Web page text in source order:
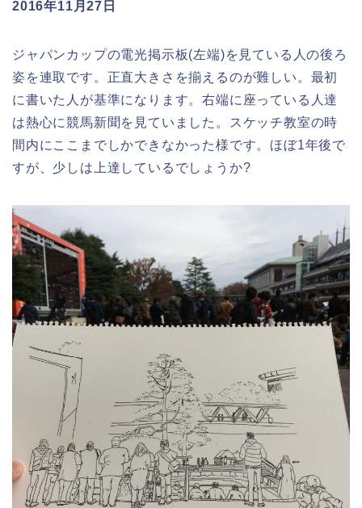
2016年11月27日
ジャパンカップの電光掲示板(左端)を見ている人の後ろ
姿を連取です。正直大きさを揃えるのが難しい。最初
に書いた人が基準になります。右端に座っている人達
は熱心に競馬新聞を見ていました。スケッチ教室の時
間内にここまでしかできなかった様です。ほぼ1年後で
すが、少しは上達しているでしょうか?